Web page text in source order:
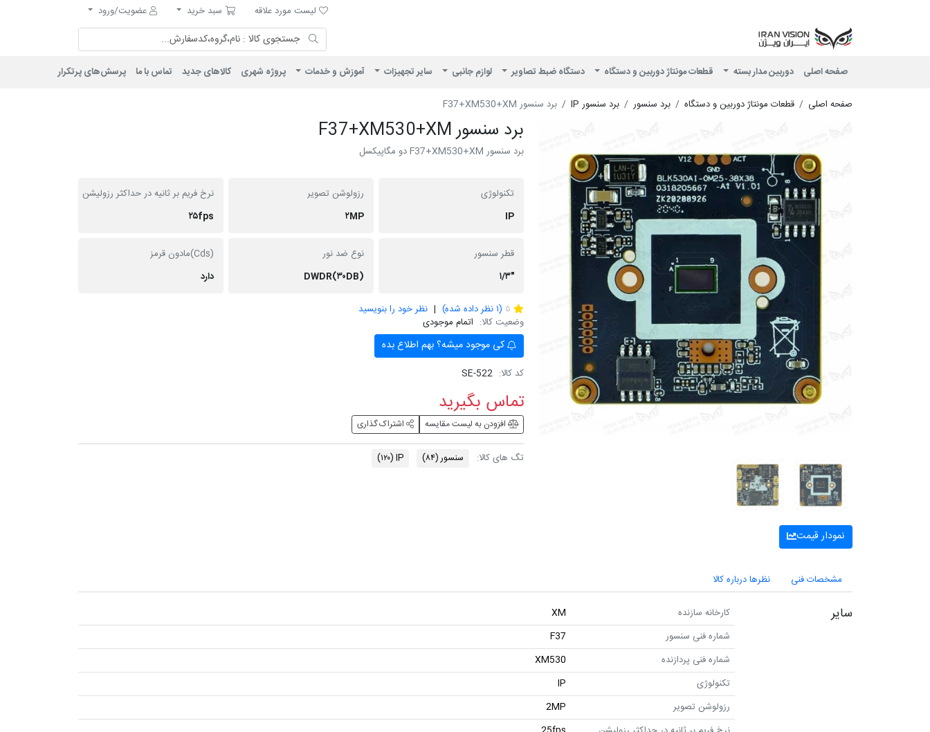
لیست مورد علاقه
لیست مورد علاقه سبد خرید
سبد خرید
عضویت/ورود
صفحه اصلی دوربین مدار بسته قطعات مونتاژ دوربین و دستگاه دستگاه ضبط تصاویر لوازم جانبی سایر تجهیزات آموزش و خدمات پروژه شهری کالاهای جدید تماس با ما پرسش‌های پرتکرار
صفحه اصلی قطعات مونتاژ دوربین و دستگاه برد سنسور برد سنسور IP برد سنسور F37+XM530+XM
نمودار قیمت
برد سنسور F37+XM530+XM
برد سنسور F37+XM530+XM دو مگاپیکسل
تکنولوژی
IP
رزولوشن تصویر
۲MP
نرخ فریم بر ثانیه در حداکثر رزولیشن
۲۵fps
قطر سنسور
"۱/۳
نوع ضد نور
DWDR(۳۰DB)
(Cds)مادون قرمز
دارد
۵ (۱نظر داده شده) 1 نظر خود را بنویسید
وضعیت کالا: اتمام موجودی
کی موجود میشه؟ بهم اطلاع بده
کد کالا: SE-522
تماس بگیرید
افزودن به لیست مقایسه اشتراک گذاری
تگ های کالا: سنسور(۸۴) IP (۱۲۰)
مشخصات فنی نظرها درباره کالا
سایر کارخانه سازنده
XM
شماره فنی سنسور
F37
شماره فنی پردازنده
XM530
تکنولوژی
IP
رزولوشن تصویر
2MP